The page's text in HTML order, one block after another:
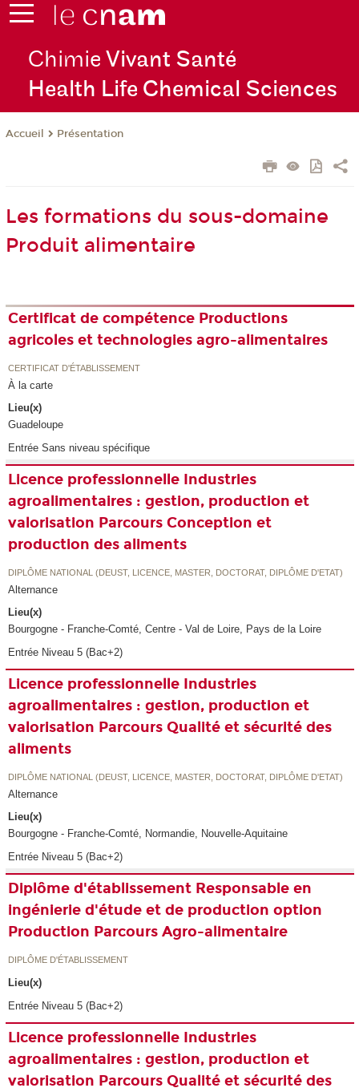
Chimie Vivant Santé
Health Life Chemical Sciences
Accueil Présentation
Les formations du sous-domaine
Produit alimentaire
Certificat de compétence Productions
agricoles et technologies agro-alimentaires
CERTIFICAT D'ÉTABLISSEMENT
À la carte
Lieu(x)
Guadeloupe
Entrée Sans niveau spécifique
Licence professionnelle Industries
agroalimentaires : gestion, production et
valorisation Parcours Conception et
production des aliments
DIPLÔME NATIONAL (DEUST, LICENCE, MASTER, DOCTORAT, DIPLÔME D'ETAT)
Alternance
Lieu(x)
Bourgogne - Franche-Comté, Centre - Val de Loire, Pays de la Loire
Entrée Niveau 5 (Bac+2)
Licence professionnelle Industries
agroalimentaires : gestion, production et
valorisation Parcours Qualité et sécurité des
aliments
DIPLÔME NATIONAL (DEUST, LICENCE, MASTER, DOCTORAT, DIPLÔME D'ETAT)
Alternance
Lieu(x)
Bourgogne - Franche-Comté, Normandie, Nouvelle-Aquitaine
Entrée Niveau 5 (Bac+2)
Diplôme d'établissement Responsable en
ingénierie d'étude et de production option
Production Parcours Agro-alimentaire
DIPLÔME D'ÉTABLISSEMENT
Lieu(x)
Entrée Niveau 5 (Bac+2)
Licence professionnelle Industries
agroalimentaires : gestion, production et
valorisation Parcours Qualité et sécurité des